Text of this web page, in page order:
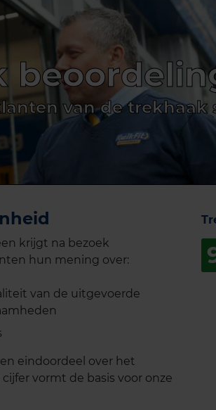
van de trekhaak
krijgt na bezoek
hun mening over:
van de uitgevoerde
eindoordeel over het
vormt de basis voor onze